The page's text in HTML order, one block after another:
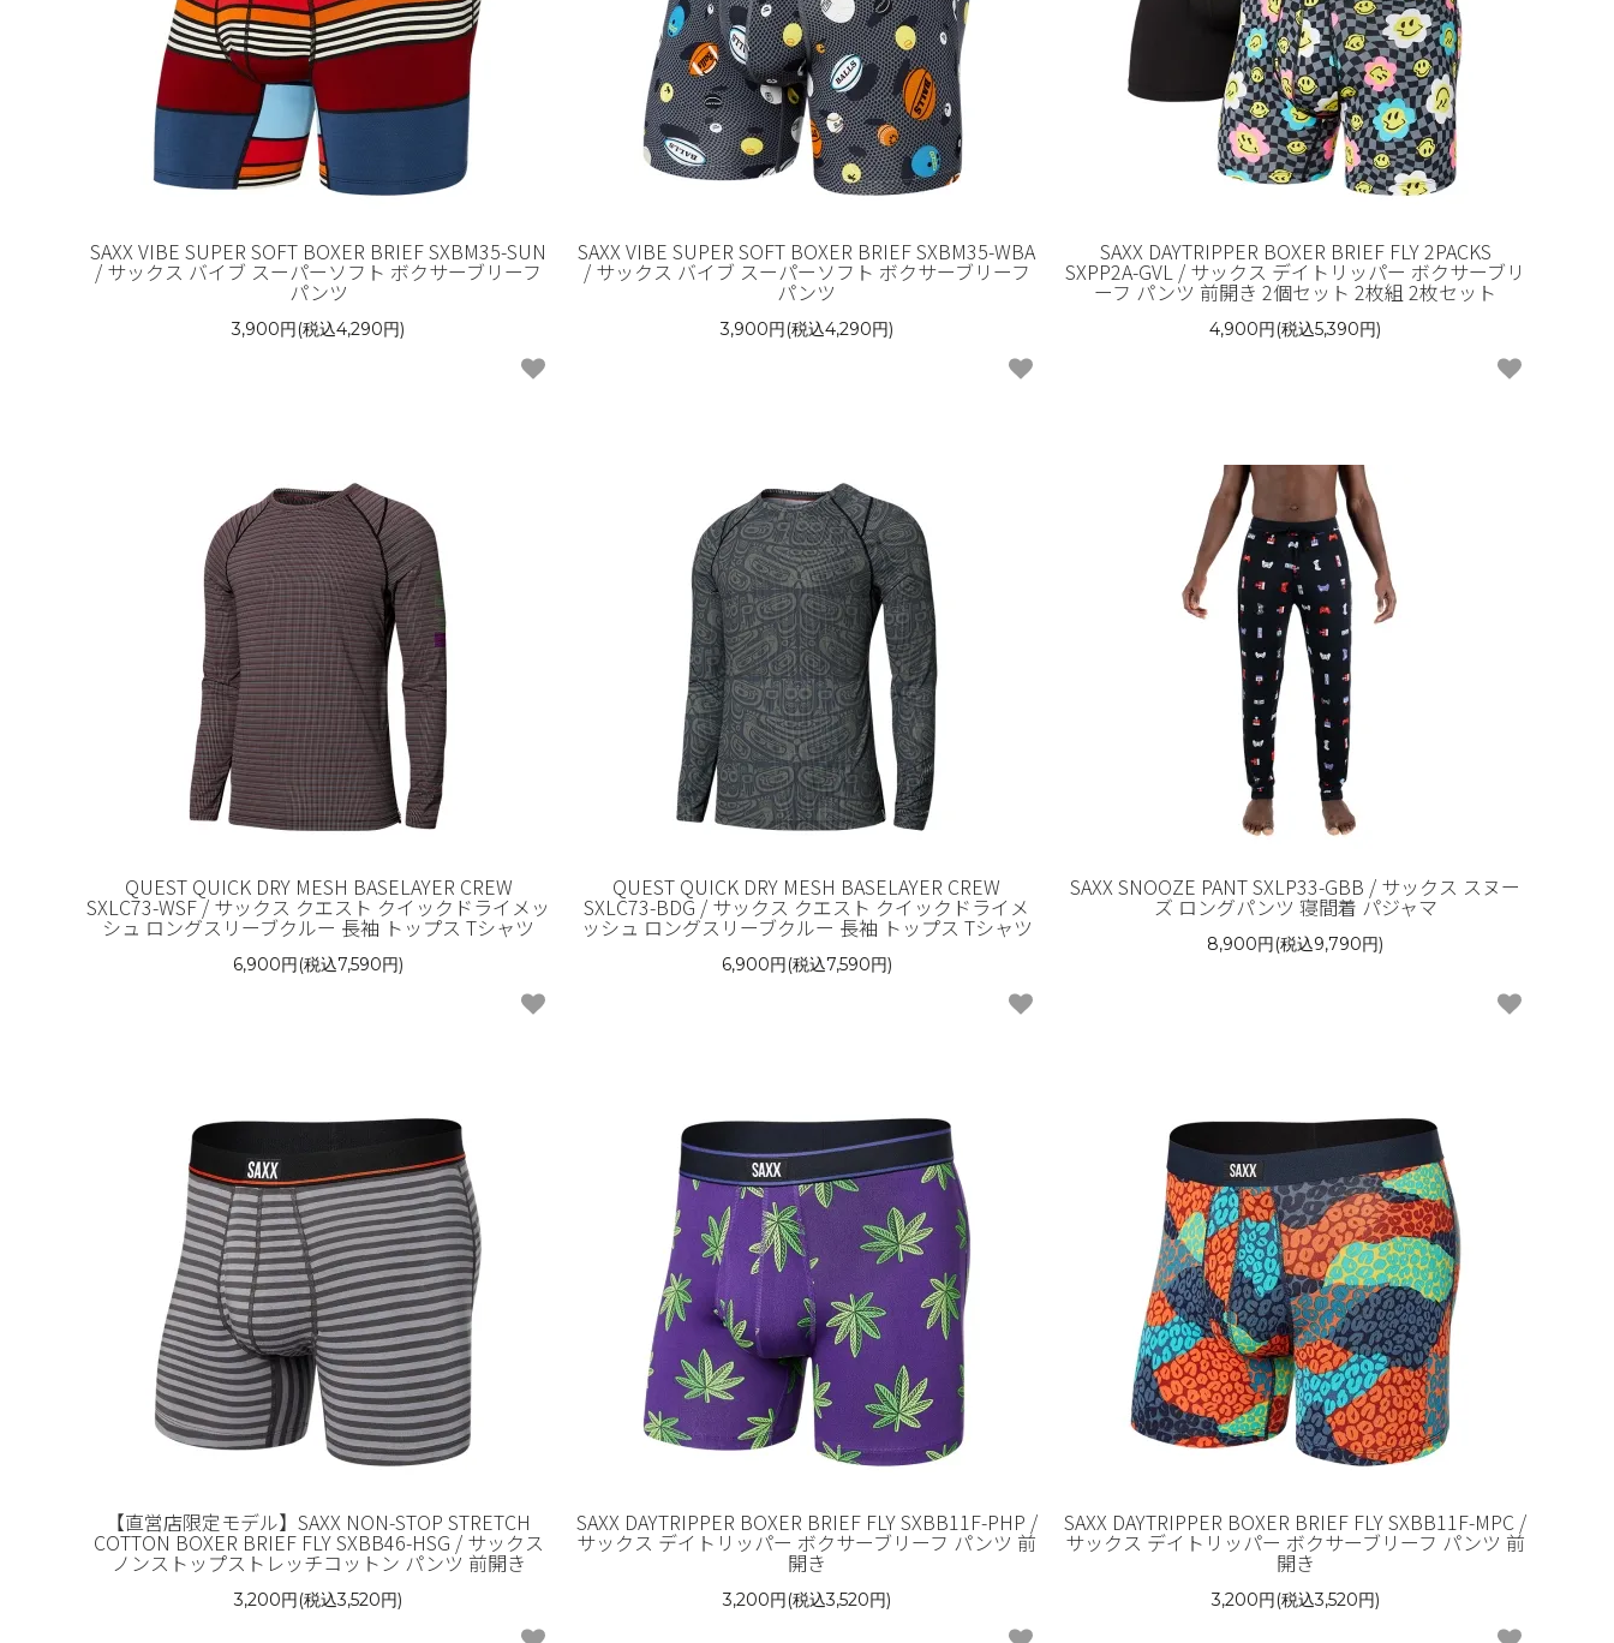
SAXX VIBE SUPER SOFT BOXER BRIEF SXBM35-SUN
/ サックス バイブ スーパーソフト ボクサーブリーフ
パンツ
3,900円(税込4,290円)
SAXX VIBE SUPER SOFT BOXER BRIEF SXBM35-WBA
/ サックス バイブ スーパーソフト ボクサーブリーフ
パンツ
3,900円(税込4,290円)
SAXX DAYTRIPPER BOXER BRIEF FLY 2PACKS
SXPP2A-GVL / サックス デイトリッパー ボクサーブリ
ーフ パンツ 前開き 2個セット 2枚組 2枚セット
4,900円(税込5,390円)
QUEST QUICK DRY MESH BASELAYER CREW
SXLC73-WSF / サックス クエスト クイックドライメッ
シュ ロングスリーブクルー 長袖 トップス Tシャツ
6,900円(税込7,590円)
QUEST QUICK DRY MESH BASELAYER CREW
SXLC73-BDG / サックス クエスト クイックドライメ
ッシュ ロングスリーブクルー 長袖 トップス Tシャツ
6,900円(税込7,590円)
SAXX SNOOZE PANT SXLP33-GBB / サックス スヌー
ズ ロングパンツ 寝間着 パジャマ
8,900円(税込9,790円)
【直営店限定モデル】SAXX NON-STOP STRETCH
COTTON BOXER BRIEF FLY SXBB46-HSG / サックス
ノンストップストレッチコットン パンツ 前開き
3,200円(税込3,520円)
SAXX DAYTRIPPER BOXER BRIEF FLY SXBB11F-PHP /
サックス デイトリッパー ボクサーブリーフ パンツ 前
開き
3,200円(税込3,520円)
SAXX DAYTRIPPER BOXER BRIEF FLY SXBB11F-MPC /
サックス デイトリッパー ボクサーブリーフ パンツ 前
開き
3,200円(税込3,520円)